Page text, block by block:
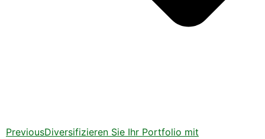
PreviousDiversifizieren Sie Ihr Portfolio mit